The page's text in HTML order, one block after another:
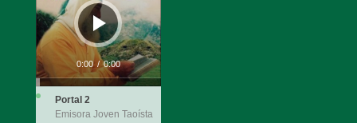
0:00 / 0:00
Portal 2
Emisora Joven Taoísta